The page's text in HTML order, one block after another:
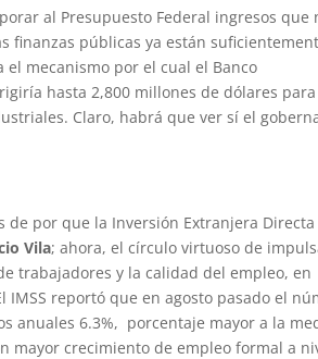
al Presupuesto Federal ingresos que
finanzas públicas ya están
mecanismo por el cual el Banco
hasta 2,800 millones de dólares
Claro, habrá que ver sí el
de por que la Inversión Extranjera Directa
Vila; ahora, el círculo virtuoso de
trabajadores y la calidad del empleo, en
IMSS reportó que en agosto pasado el
anuales 6.3%, porcentaje mayor a la
mayor crecimiento de empleo formal a